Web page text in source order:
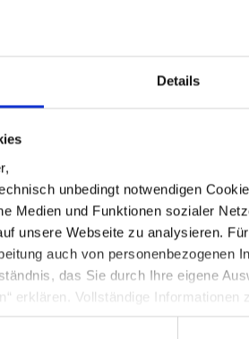
Details
unbedingt notwendigen
Medien und Funktionen sozialer
unsere Webseite zu analysieren.
auch von personenbezogenen
das Sie durch Ihre eigene
erklären. Vollständige
Punkt 3.4 in unserer